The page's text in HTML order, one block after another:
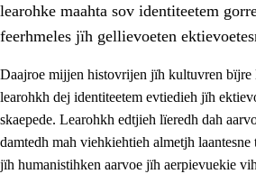
Lïerehtimmien aarvoevåarome
1.1 Almetjeaarvoe
Identiteete jïh kulturellen
learohke maahta sov identiteetem
feerhmeles jïh gellievoeten
Daajroe mijjen histovrijen jïh kultuvren bïjre
learohkh dej identiteetem evtiedieh jïh
skaepede. Learohkh edtjieh lïeredh dah
damtedh mah viehkiehtieh almetjh
jïh humanistihken aarvoe jïh aerpievuekie